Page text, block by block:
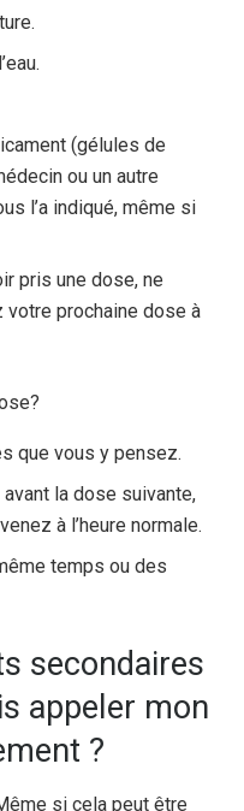
(gélules de
ou un autre
l’a indiqué, même si
pris une dose, ne
prochaine dose à
que vous y pensez.
la dose suivante,
à l’heure normale.
temps ou des
secondaires
appeler mon
?
si cela peut être